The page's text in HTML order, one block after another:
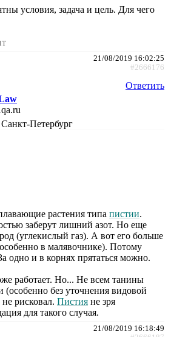
условия, задача и цель. Для чего
21/08/2019 16:02:25
#2666176
Ответить
Санкт-Петербург
растения типа пистии.
заберут лишний азот. Но еще
(углекислый газ). А вот его больше
в малявочнике). Потому
одно и в корнях прятаться можно.
работает. Но... Не всем танины
(особенно без уточнения видовой
рисковал. Пистия не зря
для такого случая.
21/08/2019 16:18:49